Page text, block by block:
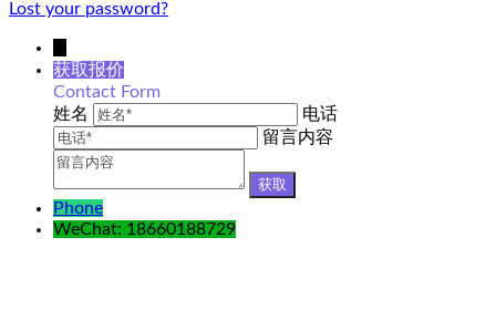
Lost your password?
获取报价
Contact Form
姓名
电话
留言内容
Phone
WeChat: 18660188729